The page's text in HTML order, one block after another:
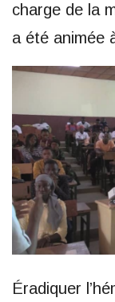
charge de la
a été animée
Éradiquer